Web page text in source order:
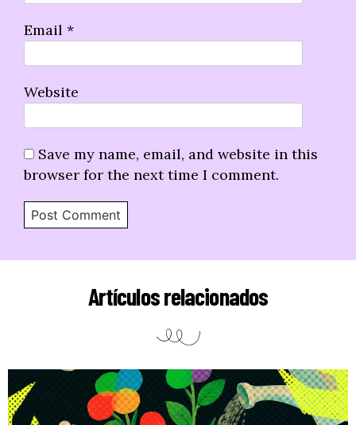
Email *
Website
Save my name, email, and website in this
browser for the next time I comment.
Artículos relacionados